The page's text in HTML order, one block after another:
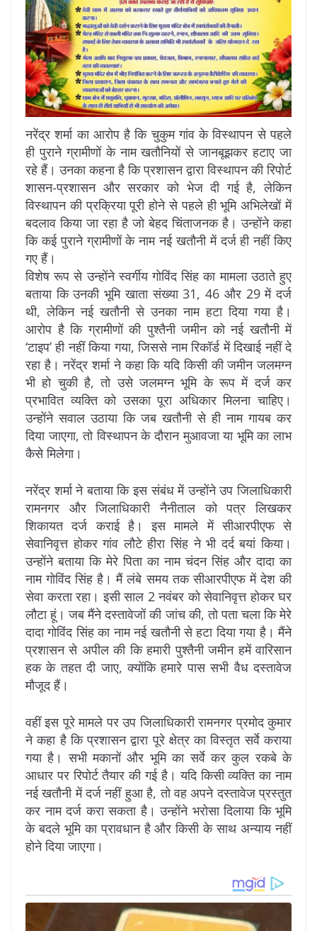
नरेंद्र शर्मा का आरोप है कि चुकुम गांव के विस्थापन से पहले
ही पुराने ग्रामीणों के नाम खतौनियों से जानबूझकर हटाए जा
रहे हैं। उनका कहना है कि प्रशासन द्वारा विस्थापन की रिपोर्ट
शासन-प्रशासन और सरकार को भेज दी गई है, लेकिन
विस्थापन की प्रक्रिया पूरी होने से पहले ही भूमि अभिलेखों में
बदलाव किया जा रहा है जो बेहद चिंताजनक है। उन्होंने कहा
कि कई पुराने ग्रामीणों के नाम नई खतौनी में दर्ज ही नहीं किए
गए हैं।
विशेष रूप से उन्होंने स्वर्गीय गोविंद सिंह का मामला उठाते हुए
बताया कि उनकी भूमि खाता संख्या 31, 46 और 29 में दर्ज
थी, लेकिन नई खतौनी से उनका नाम हटा दिया गया है।
आरोप है कि ग्रामीणों की पुश्तैनी जमीन को नई खतौनी में
‘टाइप’ ही नहीं किया गया, जिससे नाम रिकॉर्ड में दिखाई नहीं दे
रहा है। नरेंद्र शर्मा ने कहा कि यदि किसी की जमीन जलमग्न
भी हो चुकी है, तो उसे जलमग्न भूमि के रूप में दर्ज कर
प्रभावित व्यक्ति को उसका पूरा अधिकार मिलना चाहिए।
उन्होंने सवाल उठाया कि जब खतौनी से ही नाम गायब कर
दिया जाएगा, तो विस्थापन के दौरान मुआवजा या भूमि का लाभ
कैसे मिलेगा।
नरेंद्र शर्मा ने बताया कि इस संबंध में उन्होंने उप जिलाधिकारी
रामनगर और जिलाधिकारी नैनीताल को पत्र लिखकर
शिकायत दर्ज कराई है। इस मामले में सीआरपीएफ से
सेवानिवृत्त होकर गांव लौटे हीरा सिंह ने भी दर्द बयां किया।
उन्होंने बताया कि मेरे पिता का नाम चंदन सिंह और दादा का
नाम गोविंद सिंह है। मैं लंबे समय तक सीआरपीएफ में देश की
सेवा करता रहा। इसी साल 2 नवंबर को सेवानिवृत्त होकर घर
लौटा हूं। जब मैंने दस्तावेजों की जांच की, तो पता चला कि मेरे
दादा गोविंद सिंह का नाम नई खतौनी से हटा दिया गया है। मैंने
प्रशासन से अपील की कि हमारी पुश्तैनी जमीन हमें वारिसान
हक के तहत दी जाए, क्योंकि हमारे पास सभी वैध दस्तावेज
मौजूद हैं।
वहीं इस पूरे मामले पर उप जिलाधिकारी रामनगर प्रमोद कुमार
ने कहा है कि प्रशासन द्वारा पूरे क्षेत्र का विस्तृत सर्वे कराया
गया है। सभी मकानों और भूमि का सर्वे कर कुल रकबे के
आधार पर रिपोर्ट तैयार की गई है। यदि किसी व्यक्ति का नाम
नई खतौनी में दर्ज नहीं हुआ है, तो वह अपने दस्तावेज प्रस्तुत
कर नाम दर्ज करा सकता है। उन्होंने भरोसा दिलाया कि भूमि
के बदले भूमि का प्रावधान है और किसी के साथ अन्याय नहीं
होने दिया जाएगा।